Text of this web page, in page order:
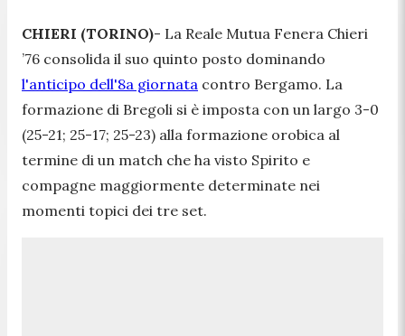
CHIERI (TORINO)- La Reale Mutua Fenera Chieri
’76 consolida il suo quinto posto dominando
l'anticipo dell'8a giornata contro Bergamo. La
formazione di Bregoli si è imposta con un largo 3-0
(25-21; 25-17; 25-23) alla formazione orobica al
termine di un match che ha visto Spirito e
compagne maggiormente determinate nei
momenti topici dei tre set.